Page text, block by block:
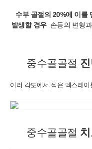
수부 골절의 20%에 이를
발생할 경우손등의 변형과
중수골골절
여러 각도에서 찍은 엑스레
중수골골절